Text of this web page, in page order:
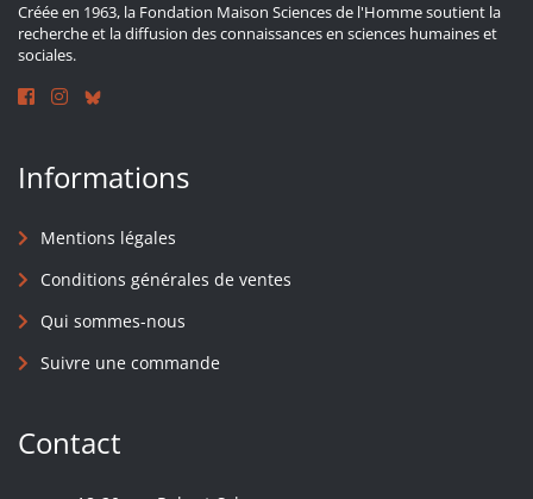
Créée en 1963, la Fondation Maison Sciences de l'Homme soutient la
recherche et la diffusion des connaissances en sciences humaines et
sociales.
Informations
Mentions légales
Conditions générales de ventes
Qui sommes-nous
Suivre une commande
Contact